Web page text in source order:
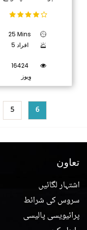
25 Mins
5 افراد
16424
وِیوز
5 6
تعاون
اشتہار لگائیں
سروس کی شرائط
پرائیویسی پالیسی